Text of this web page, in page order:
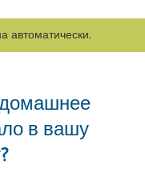
автоматически.
в вашу